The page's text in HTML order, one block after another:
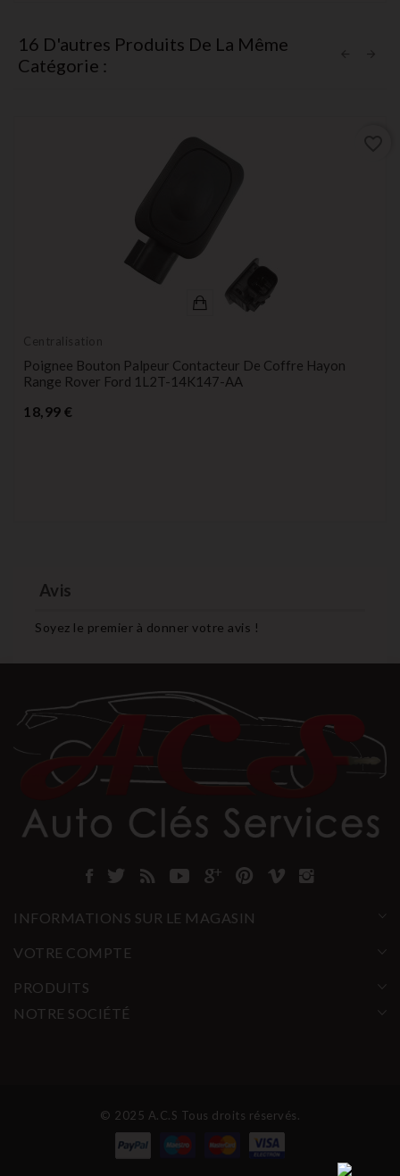
16 D'autres Produits De La Même
Catégorie :
Centralisation
Poignee Bouton Palpeur Contacteur De Coffre Hayon
Range Rover Ford 1L2T-14K147-AA
18,99 €
Avis
Soyez le premier à donner votre avis !
INFORMATIONS SUR LE MAGASIN
VOTRE COMPTE
PRODUITS
NOTRE SOCIÉTÉ
© 2025 A.C.S Tous droits réservés.